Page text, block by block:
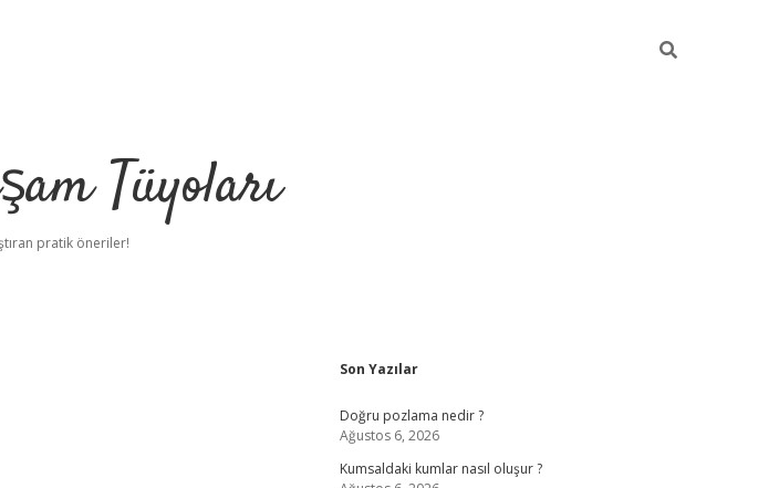
Tüyoları
pratik öneriler!
Sidebar
Son Yazılar
Doğru pozlama nedir ?
Ağustos 6, 2026
Kumsaldaki kumlar nasıl oluşur ?